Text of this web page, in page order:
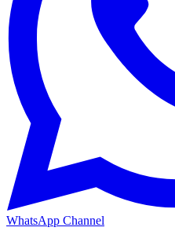
WhatsApp Channel